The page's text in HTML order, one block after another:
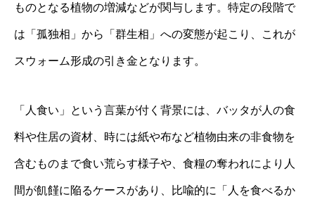
ものとなる植物の増減などが関与します。特定の段階で
は「孤独相」から「群生相」への変態が起こり、これが
スウォーム形成の引き金となります。
「人食い」という言葉が付く背景には、バッタが人の食
料や住居の資材、時には紙や布など植物由来の非食物を
含むものまで食い荒らす様子や、食糧の奪われにより人
間が飢饉に陥るケースがあり、比喩的に「人を食べるか